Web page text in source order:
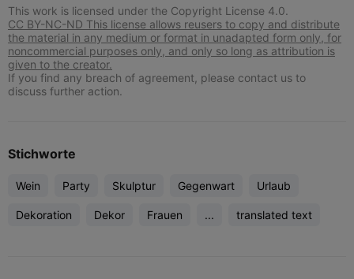
This work is licensed under the Copyright License 4.0.
CC BY-NC-ND This license allows reusers to copy and distribute
the material in any medium or format in unadapted form only, for
noncommercial purposes only, and only so long as attribution is
given to the creator.
If you find any breach of agreement, please contact us to
discuss further action.
Stichworte
Wein Party Skulptur Gegenwart Urlaub
Dekoration Dekor Frauen ... translated text